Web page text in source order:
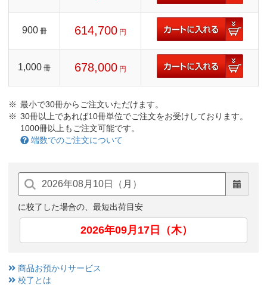
900 冊 614,700 円
1,000 冊 678,000 円
最小で30冊からご注文いただけます。
30冊以上であれば10冊単位でご注文をお受けしております。
1000冊以上もご注文可能です。
端数でのご注文について
に校了した場合の、最短出荷目安
2026年09月17日（木）
商品お預かりサービス
校了とは